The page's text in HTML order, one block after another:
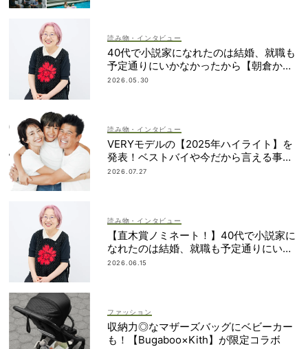
読み物・インタビュー
40代で小説家になれたのは結婚、就職も
予定通りにいかなかったから【朝倉かす
みさん】
2026.05.30
読み物・インタビュー
VERYモデルの【2025年ハイライト】を
発表！ベストバイや今だから言える事件
簿も大公開
2026.07.27
読み物・インタビュー
【直木賞ノミネート！】40代で小説家に
なれたのは結婚、就職も予定通りにいか
なかったから｜朝倉かすみさん
2026.06.15
ファッション
収納力◎なマザーズバッグにベビーカー
も！【Bugaboo×Kith】が限定コラボ